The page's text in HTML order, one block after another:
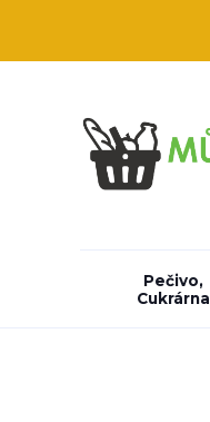
Pečivo,
Cukrárna